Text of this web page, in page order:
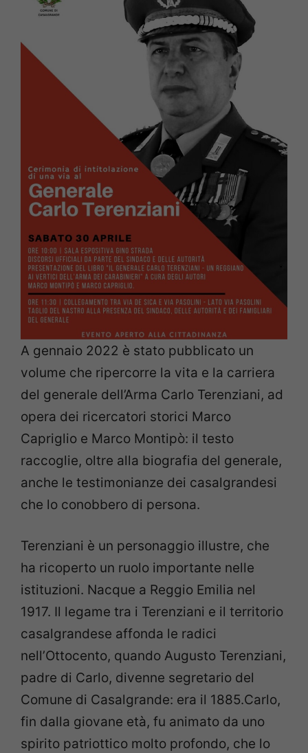
A gennaio 2022 è stato pubblicato un
volume che ripercorre la vita e la carriera
del generale dell’Arma Carlo Terenziani, ad
opera dei ricercatori storici Marco
Capriglio e Marco Montipò: il testo
raccoglie, oltre alla biografia del generale,
anche le testimonianze dei casalgrandesi
che lo conobbero di persona.
Terenziani è un personaggio illustre, che
ha ricoperto un ruolo importante nelle
istituzioni. Nacque a Reggio Emilia nel
1917. Il legame tra i Terenziani e il territorio
casalgrandese affonda le radici
nell’Ottocento, quando Augusto Terenziani,
padre di Carlo, divenne segretario del
Comune di Casalgrande: era il 1885.Carlo,
fin dalla giovane età, fu animato da uno
spirito patriottico molto profondo, che lo